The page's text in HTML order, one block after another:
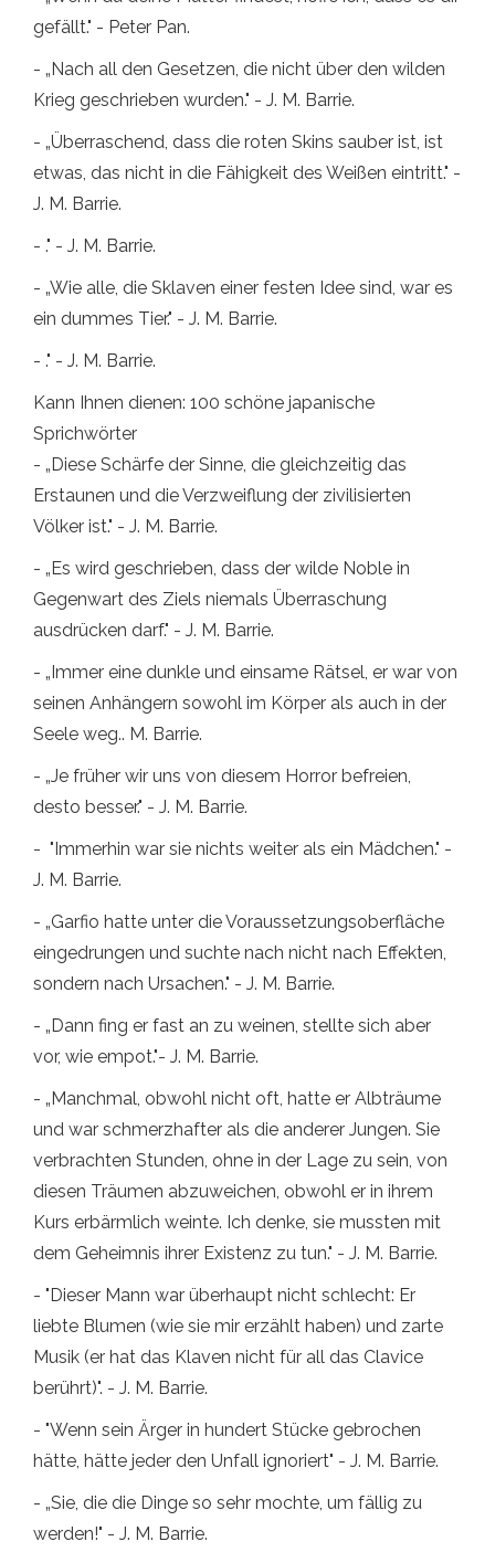
gefällt." - Peter Pan.
- „Nach all den Gesetzen, die nicht über den wilden
Krieg geschrieben wurden." - J. M. Barrie.
- „Überraschend, dass die roten Skins sauber ist, ist
etwas, das nicht in die Fähigkeit des Weißen eintritt." -
J. M. Barrie.
- ." - J. M. Barrie.
- „Wie alle, die Sklaven einer festen Idee sind, war es
ein dummes Tier." - J. M. Barrie.
- ." - J. M. Barrie.
Kann Ihnen dienen: 100 schöne japanische
Sprichwörter
- „Diese Schärfe der Sinne, die gleichzeitig das
Erstaunen und die Verzweiflung der zivilisierten
Völker ist." - J. M. Barrie.
- „Es wird geschrieben, dass der wilde Noble in
Gegenwart des Ziels niemals Überraschung
ausdrücken darf." - J. M. Barrie.
- „Immer eine dunkle und einsame Rätsel, er war von
seinen Anhängern sowohl im Körper als auch in der
Seele weg.. M. Barrie.
- „Je früher wir uns von diesem Horror befreien,
desto besser." - J. M. Barrie.
- "Immerhin war sie nichts weiter als ein Mädchen." -
J. M. Barrie.
- „Garfio hatte unter die Voraussetzungsoberfläche
eingedrungen und suchte nach nicht nach Effekten,
sondern nach Ursachen." - J. M. Barrie.
- „Dann fing er fast an zu weinen, stellte sich aber
vor, wie empot."- J. M. Barrie.
- „Manchmal, obwohl nicht oft, hatte er Albträume
und war schmerzhafter als die anderer Jungen. Sie
verbrachten Stunden, ohne in der Lage zu sein, von
diesen Träumen abzuweichen, obwohl er in ihrem
Kurs erbärmlich weinte. Ich denke, sie mussten mit
dem Geheimnis ihrer Existenz zu tun." - J. M. Barrie.
- "Dieser Mann war überhaupt nicht schlecht: Er
liebte Blumen (wie sie mir erzählt haben) und zarte
Musik (er hat das Klaven nicht für all das Clavice
berührt)". - J. M. Barrie.
- "Wenn sein Ärger in hundert Stücke gebrochen
hätte, hätte jeder den Unfall ignoriert" - J. M. Barrie.
- „Sie, die die Dinge so sehr mochte, um fällig zu
werden!" - J. M. Barrie.